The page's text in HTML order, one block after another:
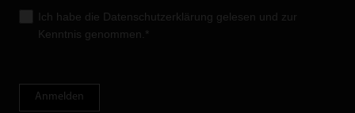
Ich habe die Datenschutzerklärung gelesen und zur
Kenntnis genommen.*
Anmelden